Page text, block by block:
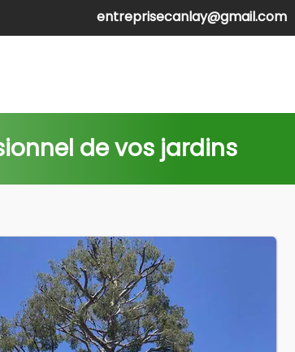
entreprisecanlay@gmail.com
de vos jardins